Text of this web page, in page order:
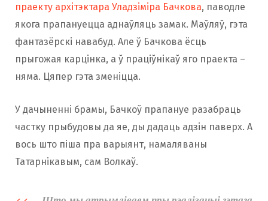
праекту архітэктара Уладзіміра Бачкова, паводле
якога прапануецца аднаўляць замак. Маўляў, гэта
фантазёрскі навабуд. Але ў Бачкова ёсць
прыгожая карцінка, а ў праціўнікаў яго праекта –
няма. Цяпер гэта зменіцца.
У дачыненні брамы, Бачкоў прапануе разабраць
частку прыбудовы да яе, ды дадаць адзін паверх. А
вось што піша пра варыянт, намаляваны
Татарнікавым, сам Волкаў.